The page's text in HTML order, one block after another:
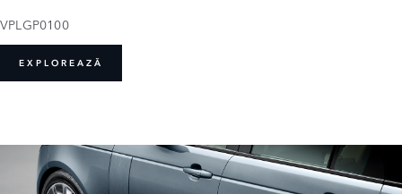
VPLGP0100
EXPLOREAZĂ